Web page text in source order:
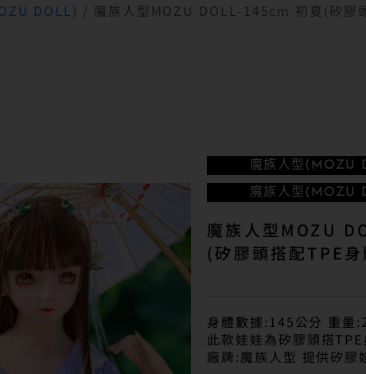
DOLL) / 魔族人型MOZU DOLL-145cm 初夏(矽膠
魔族人型(MOZU
魔族人型(MOZU
魔族人型MOZU
(矽膠頭搭配TPE身
身體數據:145公分 重量
此款娃娃為矽膠頭搭TPE
廠牌:魔族人型 提供矽膠